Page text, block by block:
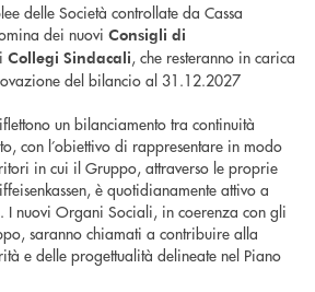
delle Società controllate da Cassa
dei nuovi Consigli di
Collegi Sindacali, che resteranno in carica
del bilancio al 31.12.2027
un bilanciamento tra continuità
con l’obiettivo di rappresentare in modo
in cui il Gruppo, attraverso le proprie
è quotidianamente attivo a
I nuovi Organi Sociali, in coerenza con gli
saranno chiamati a contribuire alla
e delle progettualità delineate nel Piano